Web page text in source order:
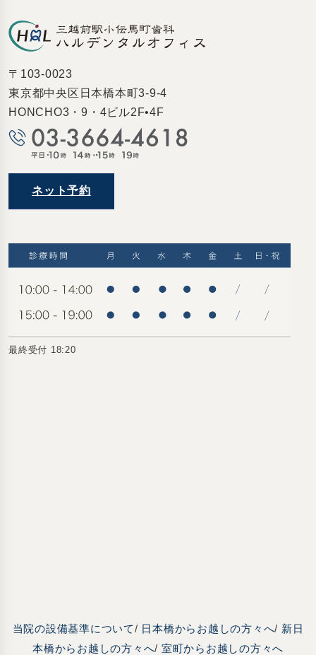
〒103-0023
東京都中央区日本橋本町3-9-4
HONCHO3・9・4ビル2F•4F
ネット予約
最終受付 18:20
当院の設備基準について/ 日本橋からお越しの方々へ/ 新日
本橋からお越しの方々へ/ 室町からお越しの方々へ